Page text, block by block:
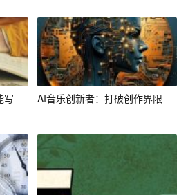
供了“Grammarly Coach（语法教
们学习语法知识和提高写作技巧。
我们可以逐步提高自己的写作水
掘
足的时间去阅读和思考。利用 AI
地获取写作灵感。例如，你可以
平台上关注一些热门话题，然后
写
AI音乐创新者：打破创作界限